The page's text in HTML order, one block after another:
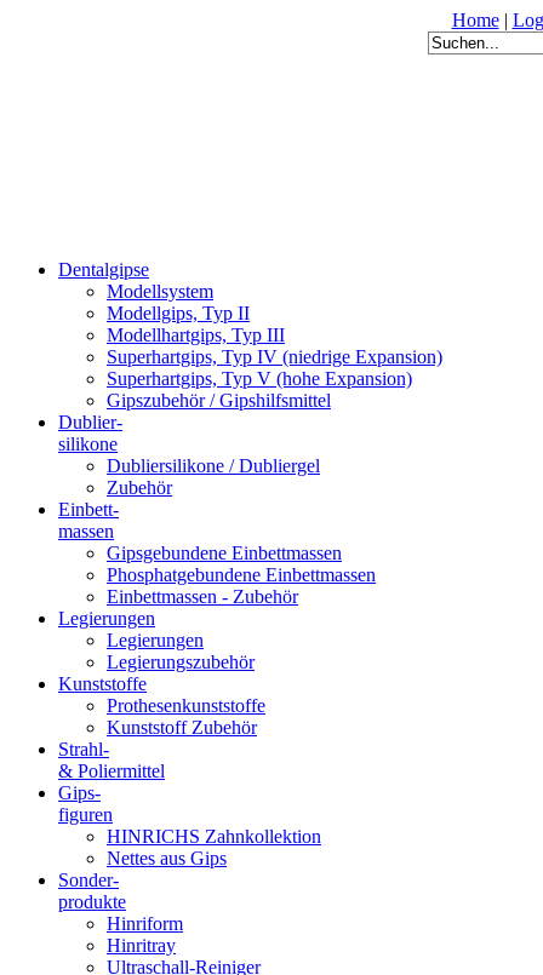
Home|
Dentalgipse
Modellsystem
Modellgips, Typ II
Modellhartgips, Typ III
Superhartgips, Typ IV (niedrige Expansion)
Superhartgips, Typ V (hohe Expansion)
Gipszubehör / Gipshilfsmittel
Dublier-
silikone
Dubliersilikone / Dubliergel
Zubehör
Einbett-
massen
Gipsgebundene Einbettmassen
Phosphatgebundene Einbettmassen
Einbettmassen - Zubehör
Legierungen
Legierungen
Legierungszubehör
Kunststoffe
Prothesenkunststoffe
Kunststoff Zubehör
Strahl-
& Poliermittel
Gips-
figuren
HINRICHS Zahnkollektion
Nettes aus Gips
Sonder-
produkte
Hinriform
Hinritray
Ultraschall-Reiniger